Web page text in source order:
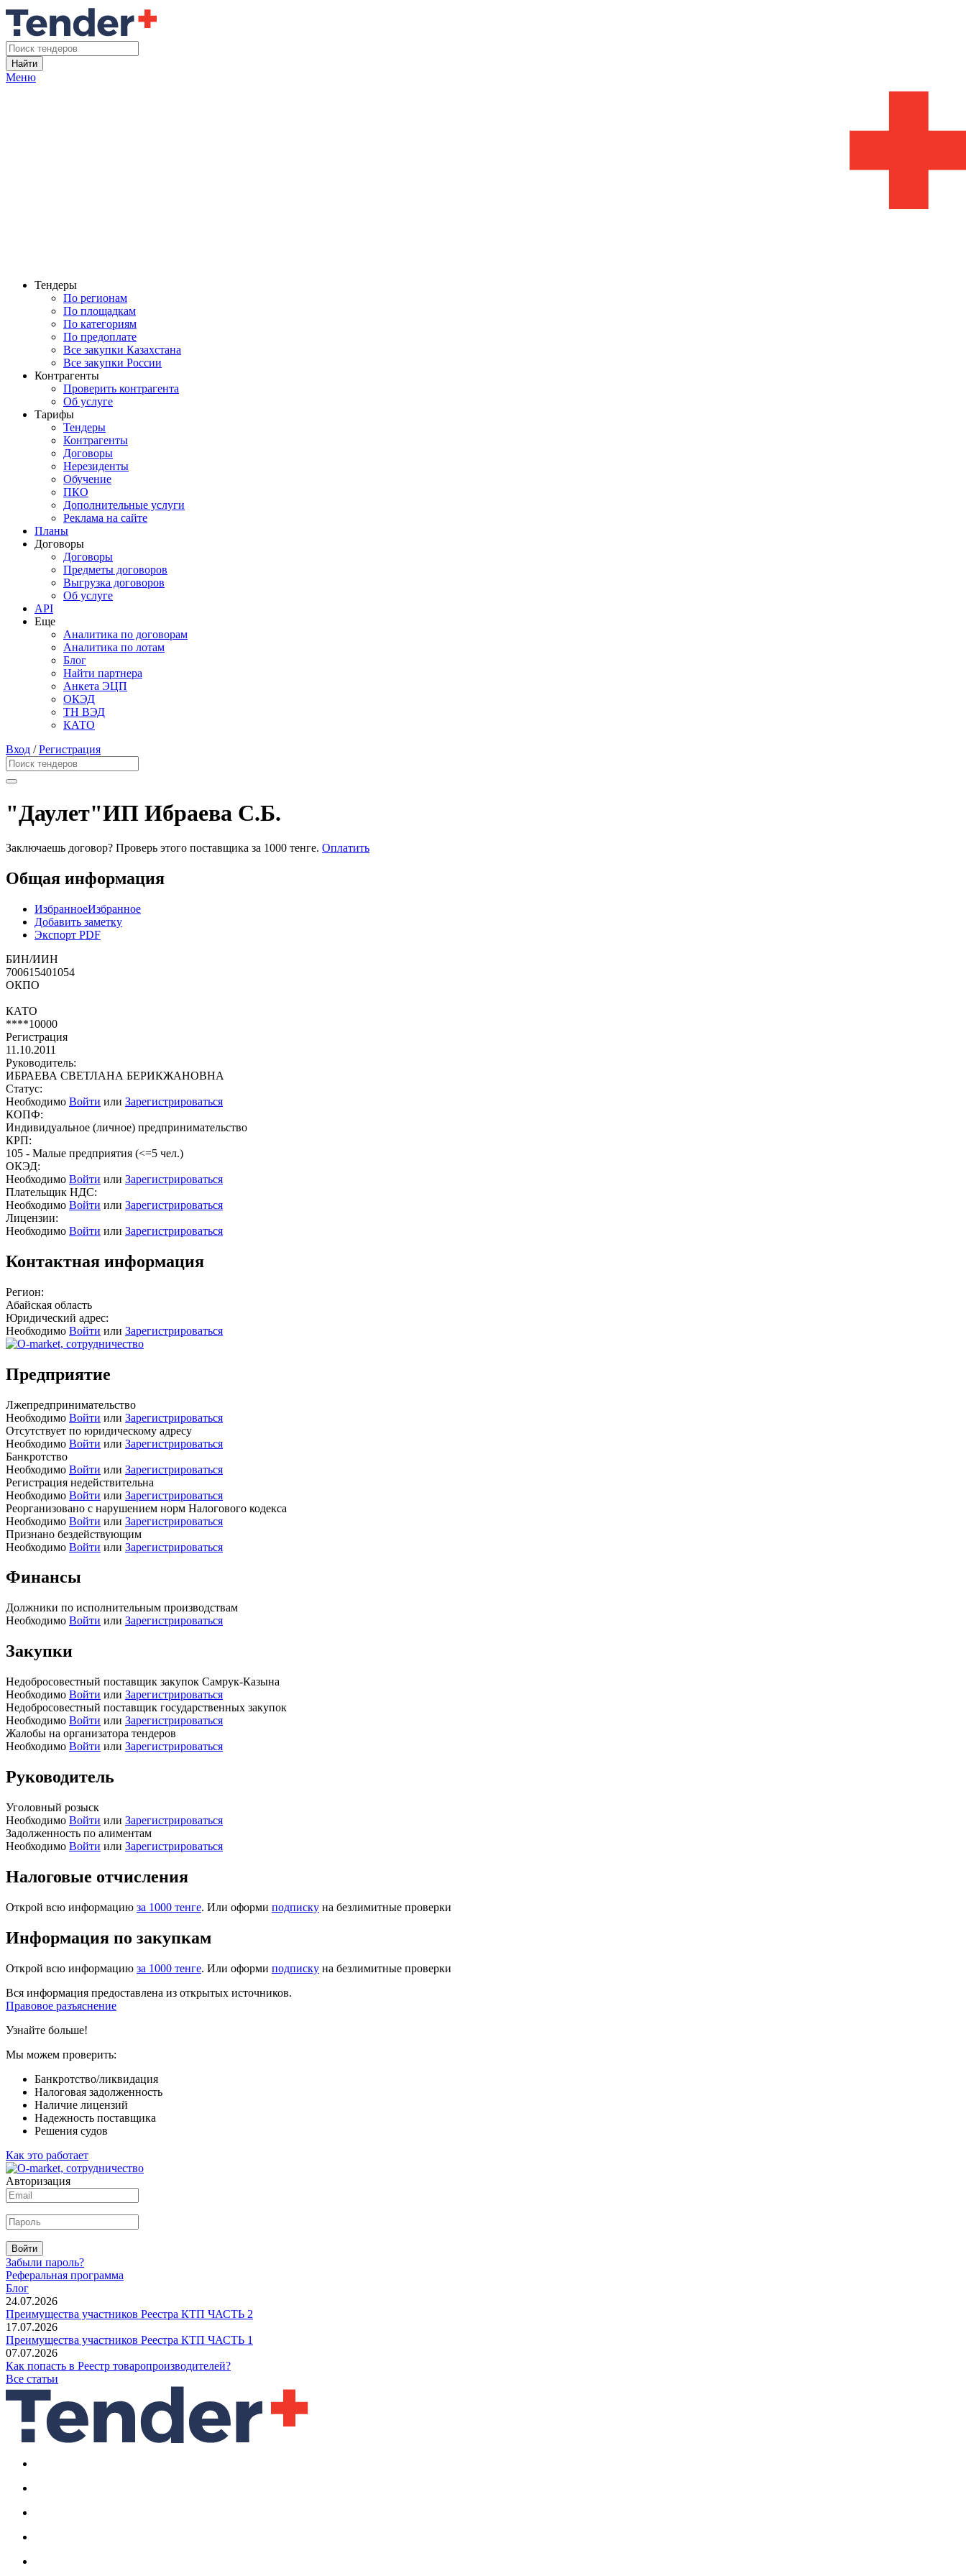
Найти
Меню
Тендеры
По регионам
По площадкам
По категориям
По предоплате
Все закупки Казахстана
Все закупки России
Контрагенты
Проверить контрагента
Об услуге
Тарифы
Тендеры
Контрагенты
Договоры
Нерезиденты
Обучение
ПКО
Дополнительные услуги
Реклама на сайте
Планы
Договоры
Договоры
Предметы договоров
Выгрузка договоров
Об услуге
API
Еще
Аналитика по договорам
Аналитика по лотам
Блог
Найти партнера
Анкета ЭЦП
ОКЭД
ТН ВЭД
КАТО
Вход /Регистрация
"Даулет"ИП Ибраева С.Б.
Заключаешь договор? Проверь этого поставщика за 1000 тенге. Оплатить
Общая информация
ИзбранноеИзбранное
Добавить заметку
Экспорт PDF
БИН/ИИН
700615401054
ОКПО
КАТО
****10000
Регистрация
11.10.2011
Руководитель:
ИБРАЕВА СВЕТЛАНА БЕРИКЖАНОВНА
Статус:
Необходимо Войти или Зарегистрироваться
КОПФ:
Индивидуальное (личное) предпринимательство
КРП:
105 - Малые предприятия (<=5 чел.)
ОКЭД:
Необходимо Войти или Зарегистрироваться
Плательщик НДС:
Необходимо Войти или Зарегистрироваться
Лицензии:
Необходимо Войти или Зарегистрироваться
Контактная информация
Регион:
Абайская область
Юридический адрес:
Необходимо Войти или Зарегистрироваться
Предприятие
Лжепредпринимательство
Необходимо Войти или Зарегистрироваться
Отсутствует по юридическому адресу
Необходимо Войти или Зарегистрироваться
Банкротство
Необходимо Войти или Зарегистрироваться
Регистрация недействительна
Необходимо Войти или Зарегистрироваться
Реорганизовано с нарушением норм Налогового кодекса
Необходимо Войти или Зарегистрироваться
Признано бездействующим
Необходимо Войти или Зарегистрироваться
Финансы
Должники по исполнительным производствам
Необходимо Войти или Зарегистрироваться
Закупки
Недобросовестный поставщик закупок Самрук-Казына
Необходимо Войти или Зарегистрироваться
Недобросовестный поставщик государственных закупок
Необходимо Войти или Зарегистрироваться
Жалобы на организатора тендеров
Необходимо Войти или Зарегистрироваться
Руководитель
Уголовный розыск
Необходимо Войти или Зарегистрироваться
Задолженность по алиментам
Необходимо Войти или Зарегистрироваться
Налоговые отчисления
Открой всю информацию за 1000 тенге. Или оформи подписку на безлимитные проверки
Информация по закупкам
Открой всю информацию за 1000 тенге. Или оформи подписку на безлимитные проверки
Вся информация предоставлена из открытых источников.
Правовое разъяснение
Узнайте больше!
Мы можем проверить:
Банкротство/ликвидация
Налоговая задолженность
Наличие лицензий
Надежность поставщика
Решения судов
Как это работает
Авторизация
Войти
Забыли пароль?
Реферальная программа
Блог
24.07.2026
Преимущества участников Реестра КТП ЧАСТЬ 2
17.07.2026
Преимущества участников Реестра КТП ЧАСТЬ 1
07.07.2026
Как попасть в Реестр товаропроизводителей?
Все статьи